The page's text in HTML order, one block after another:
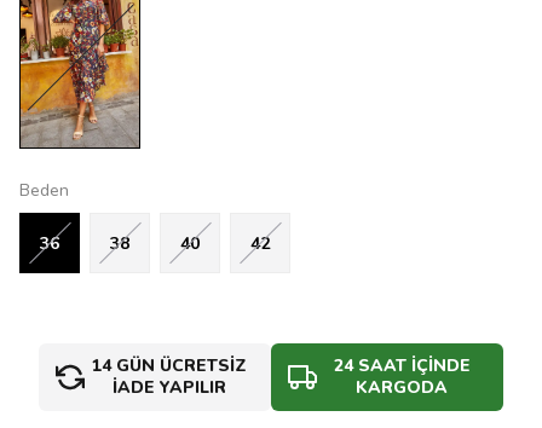
Beden
36 38 40 42
14 GÜN ÜCRETSİZ
İADE YAPILIR
24 SAAT İÇİNDE
KARGODA